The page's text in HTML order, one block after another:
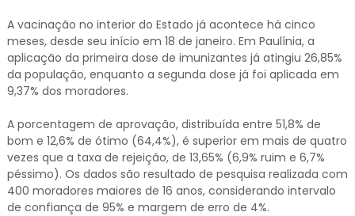
A vacinação no interior do Estado já acontece há cinco
meses, desde seu início em 18 de janeiro. Em Paulínia, a
aplicação da primeira dose de imunizantes já atingiu 26,85%
da população, enquanto a segunda dose já foi aplicada em
9,37% dos moradores.
A porcentagem de aprovação, distribuída entre 51,8% de
bom e 12,6% de ótimo (64,4%), é superior em mais de quatro
vezes que a taxa de rejeição, de 13,65% (6,9% ruim e 6,7%
péssimo). Os dados são resultado de pesquisa realizada com
400 moradores maiores de 16 anos, considerando intervalo
de confiança de 95% e margem de erro de 4%.